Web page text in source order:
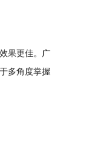
果更佳。广
多角度掌握